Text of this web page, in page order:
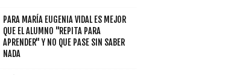
PARA MARÍA EUGENIA VIDAL ES MEJOR
QUE EL ALUMNO "REPITA PARA
APRENDER" Y NO QUE PASE SIN SABER
NADA